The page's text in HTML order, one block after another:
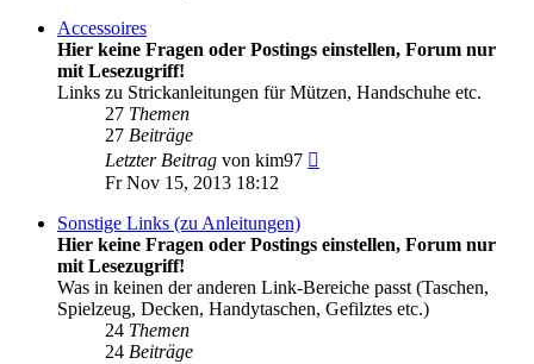
Accessoires
Hier keine Fragen oder Postings einstellen, Forum nur
mit Lesezugriff!
Links zu Strickanleitungen für Mützen, Handschuhe etc.
27 Themen
27 Beiträge
Letzter Beitrag von kim97
Fr Nov 15, 2013 18:12
Sonstige Links (zu Anleitungen)
Hier keine Fragen oder Postings einstellen, Forum nur
mit Lesezugriff!
Was in keinen der anderen Link-Bereiche passt (Taschen,
Spielzeug, Decken, Handytaschen, Gefilztes etc.)
24 Themen
24 Beiträge